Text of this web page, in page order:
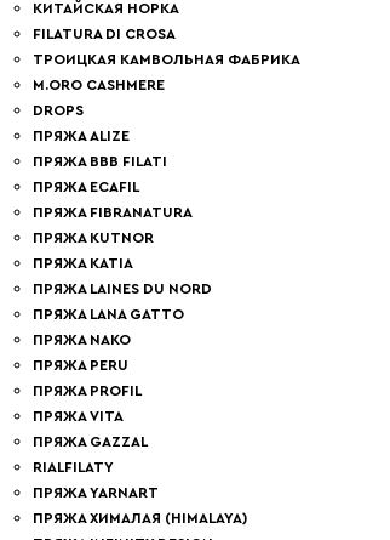
КИТАЙСКАЯ НОРКА
FILATURA DI СROSA
ТРОИЦКАЯ КАМВОЛЬНАЯ ФАБРИКА
M.ORO CASHMERE
DROPS
ПРЯЖА ALIZE
ПРЯЖА BBB FILATI
ПРЯЖА ECAFIL
ПРЯЖА FIBRANATURA
ПРЯЖА KUTNOR
ПРЯЖА KATIA
ПРЯЖА LAINES DU NORD
ПРЯЖА LANA GATTO
ПРЯЖА NAKO
ПРЯЖА PERU
ПРЯЖА PROFIL
ПРЯЖА VITA
ПРЯЖА GAZZAL
RIALFILATY
ПРЯЖА YARNART
ПРЯЖА ХИМАЛАЯ (HIMALAYA)